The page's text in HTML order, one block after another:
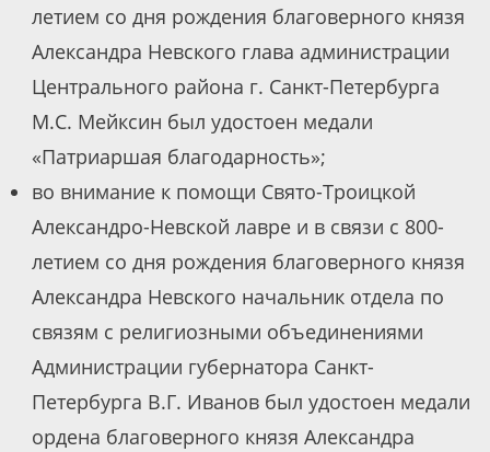
летием со дня рождения благоверного князя
Александра Невского глава администрации
Центрального района г. Санкт-Петербурга
М.С. Мейксин был удостоен медали
«Патриаршая благодарность»;
во внимание к помощи Свято-Троицкой
Александро-Невской лавре и в связи с 800-
летием со дня рождения благоверного князя
Александра Невского начальник отдела по
связям с религиозными объединениями
Администрации губернатора Санкт-
Петербурга В.Г. Иванов был удостоен медали
ордена благоверного князя Александра